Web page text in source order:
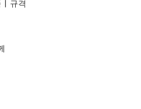
| 규격